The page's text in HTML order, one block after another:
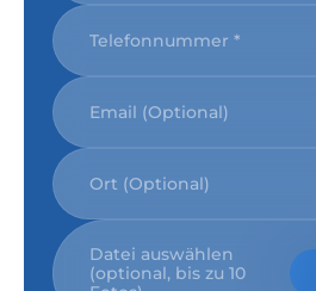
Datei auswählen
(optional, bis zu 10